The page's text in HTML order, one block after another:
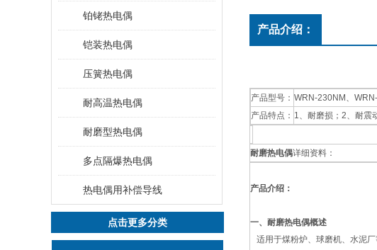
铂铑热电偶
铠装热电偶
压簧热电偶
耐高温热电偶
耐磨型热电偶
多点隔爆热电偶
热电偶用补偿导线
点击更多分类
产品介绍：
产品型号： WRN-230NM、
产品特点： 1、耐磨损；2、耐震
耐磨热电偶详细资料：
产品介绍：
一、耐磨热电偶概述
适用于煤粉炉、球磨机、水泥